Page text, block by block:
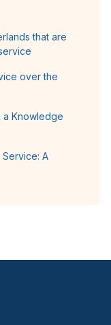
that are
over the
a Knowledge
Service: A